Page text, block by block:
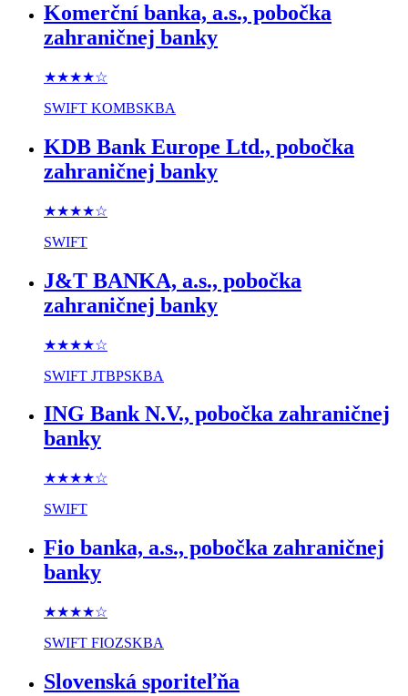
Komerční banka, a.s., pobočka
zahraničnej banky
★★★★☆
SWIFT KOMBSKBA
KDB Bank Europe Ltd., pobočka
zahraničnej banky
★★★★☆
SWIFT
J&T BANKA, a.s., pobočka
zahraničnej banky
★★★★☆
SWIFT JTBPSKBA
ING Bank N.V., pobočka zahraničnej
banky
★★★★☆
SWIFT
Fio banka, a.s., pobočka zahraničnej
banky
★★★★☆
SWIFT FIOZSKBA
Slovenská sporiteľňa